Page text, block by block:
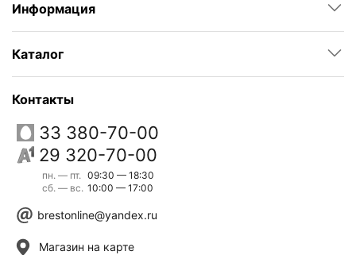
Информация
Каталог
Контакты
33 380-70-00
29 320-70-00
пн. — пт.
сб. — вс.
09:30 — 18:30
10:00 — 17:00
brestonline@yandex.ru
Магазин на карте